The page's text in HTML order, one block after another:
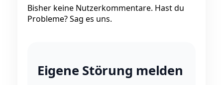
Bisher keine Nutzerkommentare. Hast du
Probleme? Sag es uns.
Eigene Störung melden